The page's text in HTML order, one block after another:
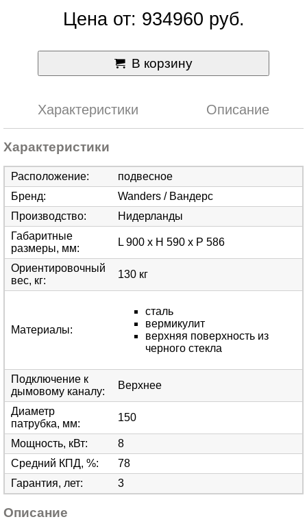
Цена от: 934960 руб.
В корзину
Характеристики Описание
Характеристики
Расположение:
подвесное
Бренд:
Wanders / Вандерс
Производство:
Нидерланды
Габаритные
размеры, мм:
L 900 х H 590 х P 586
Ориентировочный
вес, кг:
130 кг
Материалы:
сталь
вермикулит
верхняя поверхность из
черного стекла
Подключение к
дымовому каналу:
Верхнее
Диаметр
патрубка, мм:
150
Мощность, кВт:
8
Средний КПД, %:
78
Гарантия, лет: 3
Описание